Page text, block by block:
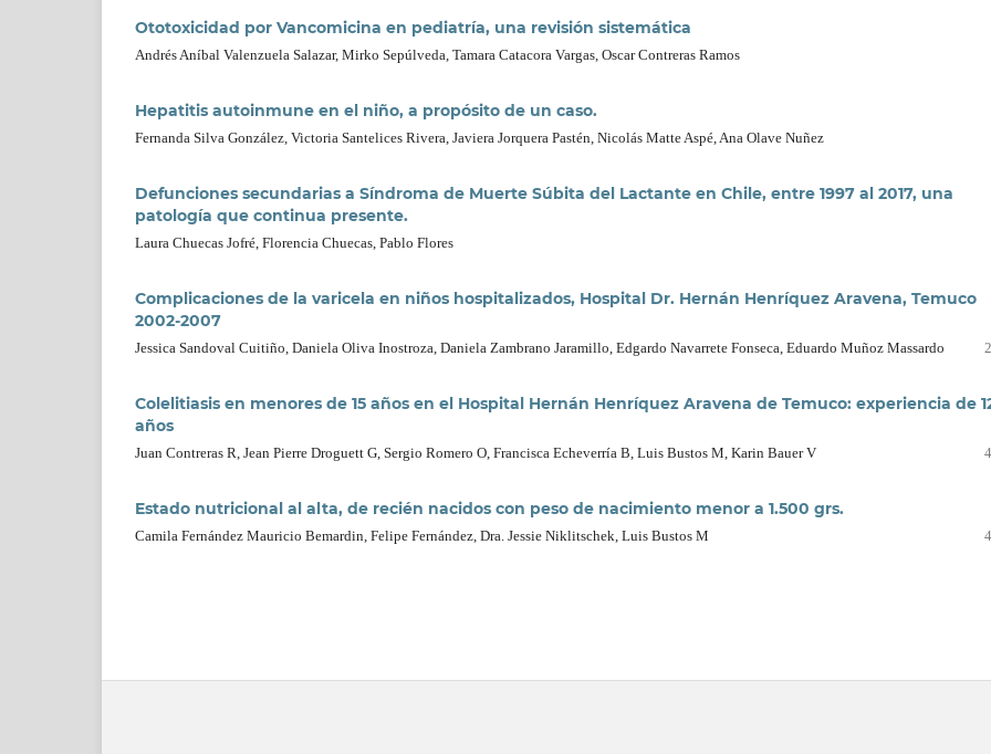
Ototoxicidad por Vancomicina en pediatría, una revisión sistemática
Andrés Aníbal Valenzuela Salazar, Mirko Sepúlveda, Tamara Catacora Vargas, Oscar Contreras Ramos
Hepatitis autoinmune en el niño, a propósito de un caso.
Fernanda Silva González, Victoria Santelices Rivera, Javiera Jorquera Pastén, Nicolás Matte Aspé, Ana Olave Nuñez
Defunciones secundarias a Síndroma de Muerte Súbita del Lactante en Chile, entre 1997 al 2017, una
patología que continua presente.
Laura Chuecas Jofré, Florencia Chuecas, Pablo Flores
Complicaciones de la varicela en niños hospitalizados, Hospital Dr. Hernán Henríquez Aravena, Temuco
2002-2007
Jessica Sandoval Cuitiño, Daniela Oliva Inostroza, Daniela Zambrano Jaramillo, Edgardo Navarrete Fonseca, Eduardo Muñoz Massardo
Colelitiasis en menores de 15 años en el Hospital Hernán Henríquez Aravena de Temuco: experiencia de
años
Juan Contreras R, Jean Pierre Droguett G, Sergio Romero O, Francisca Echeverría B, Luis Bustos M, Karin Bauer V
Estado nutricional al alta, de recién nacidos con peso de nacimiento menor a 1.500 grs.
Camila Fernández Mauricio Bemardin, Felipe Fernández, Dra. Jessie Niklitschek, Luis Bustos M